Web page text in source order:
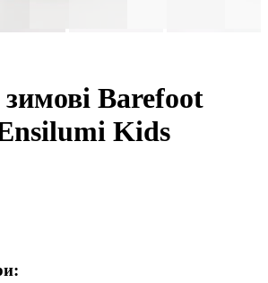
Barefoot
Kids